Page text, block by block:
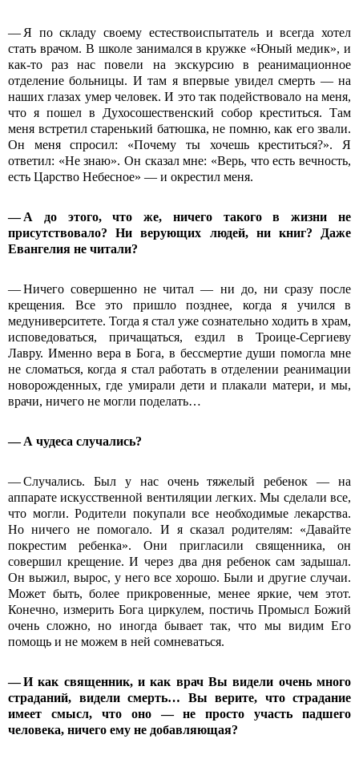
— Я по складу своему естествоиспытатель и всегда хотел
стать врачом. В школе занимался в кружке «Юный медик», и
как-то раз нас повели на экскурсию в реанимационное
отделение больницы. И там я впервые увидел смерть — на
наших глазах умер человек. И это так подействовало на меня,
что я пошел в Духосошественский собор креститься. Там
меня встретил старенький батюшка, не помню, как его звали.
Он меня спросил: «Почему ты хочешь креститься?». Я
ответил: «Не знаю». Он сказал мне: «Верь, что есть вечность,
есть Царство Небесное» — и окрестил меня.
— А до этого, что же, ничего такого в жизни не
присутствовало? Ни верующих людей, ни книг? Даже
Евангелия не читали?
— Ничего совершенно не читал — ни до, ни сразу после
крещения. Все это пришло позднее, когда я учился в
медуниверситете. Тогда я стал уже сознательно ходить в храм,
исповедоваться, причащаться, ездил в Троице-Сергиеву
Лавру. Именно вера в Бога, в бессмертие души помогла мне
не сломаться, когда я стал работать в отделении реанимации
новорожденных, где умирали дети и плакали матери, и мы,
врачи, ничего не могли поделать…
— А чудеса случались?
— Случались. Был у нас очень тяжелый ребенок — на
аппарате искусственной вентиляции легких. Мы сделали все,
что могли. Родители покупали все необходимые лекарства.
Но ничего не помогало. И я сказал родителям: «Давайте
покрестим ребенка». Они пригласили священника, он
совершил крещение. И через два дня ребенок сам задышал.
Он выжил, вырос, у него все хорошо. Были и другие случаи.
Может быть, более прикровенные, менее яркие, чем этот.
Конечно, измерить Бога циркулем, постичь Промысл Божий
очень сложно, но иногда бывает так, что мы видим Его
помощь и не можем в ней сомневаться.
— И как священник, и как врач Вы видели очень много
страданий, видели смерть… Вы верите, что страдание
имеет смысл, что оно — не просто участь падшего
человека, ничего ему не добавляющая?